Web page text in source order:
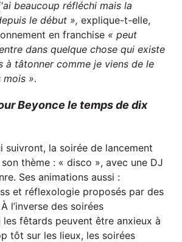
beaucoup réfléchi mais la
le début »,explique-t-elle,
en franchise « peut
dans quelque chose qui existe
à tâtonner comme je viens de le
mois ».
Beyonce le temps de dix
suivront, la soirée de lancement
thème : « disco », avec une DJ
Ses animations aussi :
et réflexologie proposés par des
l’inverse des soirées
fêtards peuvent être anxieux à
tôt sur les lieux, les soirées